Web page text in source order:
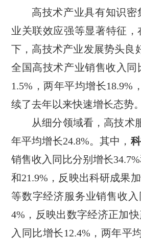
高技术产业具有知识
业关联效应强等显著特征
下，高技术产业发展势头良
全国高技术产业销售收入同
1.5%，两年平均增长18.9%
续了去年以来快速增长态势。
从细分领域看，高技术
年平均增长24.8%。其中，
销售收入同比分别增长
和21.9%，反映出科研成果
等数字经济服务业销售收
4%，反映出数字经济正加
入同比增长12.4%，两年平